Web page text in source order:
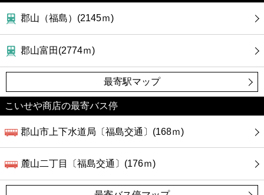
郡山（福島）(2145ｍ)
郡山富田(2774ｍ)
最寄駅マップ
こいせや商店の最寄バス停
郡山市上下水道局〔福島交通〕(168ｍ)
麓山二丁目〔福島交通〕(176ｍ)